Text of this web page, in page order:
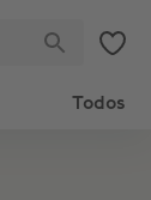
Todos